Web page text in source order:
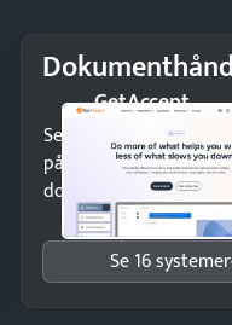
GetAccept
Send kontrakter til
på minutter og mist
dokumenter.
Se 16 systemer